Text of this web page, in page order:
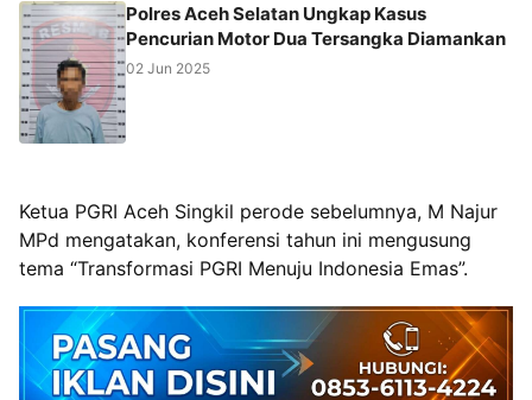
Polres Aceh Selatan Ungkap Kasus
Pencurian Motor Dua Tersangka Diamankan
02 Jun 2025
Ketua PGRI Aceh Singkil perode sebelumnya, M Najur
MPd mengatakan, konferensi tahun ini mengusung
tema “Transformasi PGRI Menuju Indonesia Emas”.